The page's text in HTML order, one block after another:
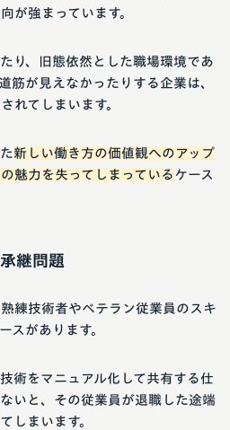
が強まっています。
り、旧態依然とした職場環境であ
筋が見えなかったりする企業は、
れてしまいます。
新しい働き方の価値観へのアップ
魅力を失ってしまっている ケース
継問題
練技術者やベテラン従業員のスキ
スがあります。
術をマニュアル化して共有する仕
いと、その従業員が退職した途端
しまいます。